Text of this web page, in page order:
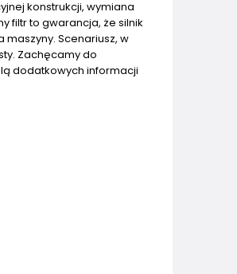
konstrukcji, wymiana
filtr to gwarancja, że silnik
Scenariusz, w
Zachęcamy do
dodatkowych informacji